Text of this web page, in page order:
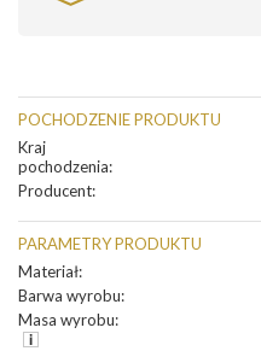
POCHODZENIE PRODUKTU
Kraj
pochodzenia:
Producent:
PARAMETRY PRODUKTU
Materiał:
Barwa wyrobu:
Masa wyrobu: